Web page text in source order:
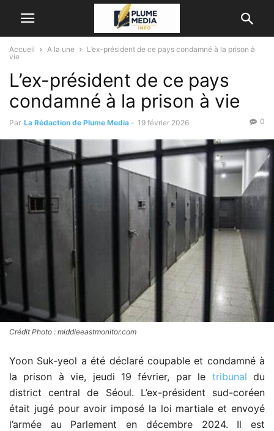
Accueil A la une
L’ex-président de ce pays condamné à la prison à
vie
L’ex-président de ce pays
condamné à la prison à vie
Par La Rédaction de Plume Media - 19 février 2026 0
Crédit Photo : middleeastmonitor.com
Yoon Suk-yeol a été déclaré coupable et condamné à
la prison à vie, jeudi 19 février, par le tribunal du
district central de Séoul. L’ex-président sud-coréen
était jugé pour avoir imposé la loi martiale et envoyé
l’armée au Parlement en décembre 2024. Il est